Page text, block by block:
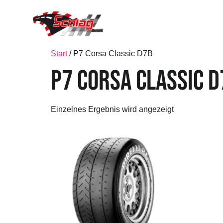
Start/ P7 Corsa Classic D7B
P7 CORSA CLASSIC
Einzelnes Ergebnis wird angezeigt